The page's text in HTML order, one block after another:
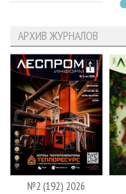
АРХИВ ЖУРНАЛОВ
№2 (192) 2026